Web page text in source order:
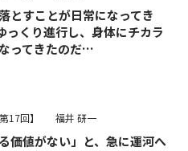
とすことが日常になってき
っくり進行し、身体にチカラ
ってきたのだ…
第17回】 福井 研一
価値がない」と、急に運河へ